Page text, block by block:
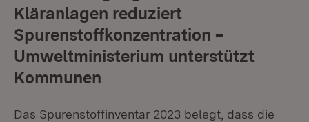
Kläranlagen reduziert
Spurenstoffkonzentration –
Umweltministerium unterstützt
Kommunen
Das Spurenstoffinventar 2023 belegt, dass die